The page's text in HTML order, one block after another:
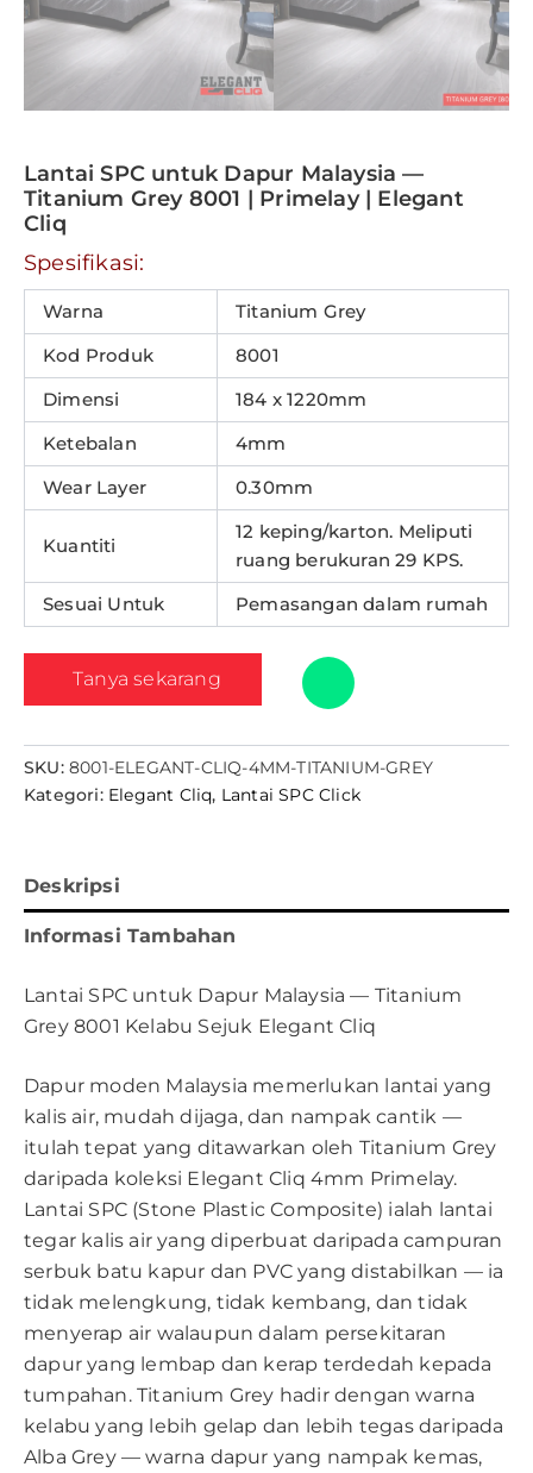
Lantai SPC untuk Dapur Malaysia —
Titanium Grey 8001 | Primelay | Elegant
Cliq
Spesifikasi:
Warna
Titanium Grey
Kod Produk
8001
Dimensi
184 x 1220mm
Ketebalan
4mm
Wear Layer
0.30mm
Kuantiti
12 keping/karton. Meliputi
ruang berukuran 29 KPS.
Sesuai Untuk
Pemasangan dalam rumah
Tanya sekarang
SKU: 8001-ELEGANT-CLIQ-4MM-TITANIUM-GREY
Kategori: Elegant Cliq, Lantai SPC Click
Deskripsi
Informasi Tambahan
Lantai SPC untuk Dapur Malaysia — Titanium
Grey 8001 Kelabu Sejuk Elegant Cliq
Dapur moden Malaysia memerlukan lantai yang
kalis air, mudah dijaga, dan nampak cantik —
itulah tepat yang ditawarkan oleh Titanium Grey
daripada koleksi Elegant Cliq 4mm Primelay.
Lantai SPC (Stone Plastic Composite) ialah lantai
tegar kalis air yang diperbuat daripada campuran
serbuk batu kapur dan PVC yang distabilkan — ia
tidak melengkung, tidak kembang, dan tidak
menyerap air walaupun dalam persekitaran
dapur yang lembap dan kerap terdedah kepada
tumpahan. Titanium Grey hadir dengan warna
kelabu yang lebih gelap dan lebih tegas daripada
Alba Grey — warna dapur yang nampak kemas,